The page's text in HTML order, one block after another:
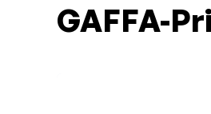
GAFFA-